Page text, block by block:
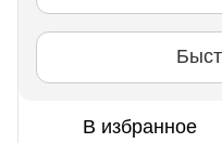
В избранное